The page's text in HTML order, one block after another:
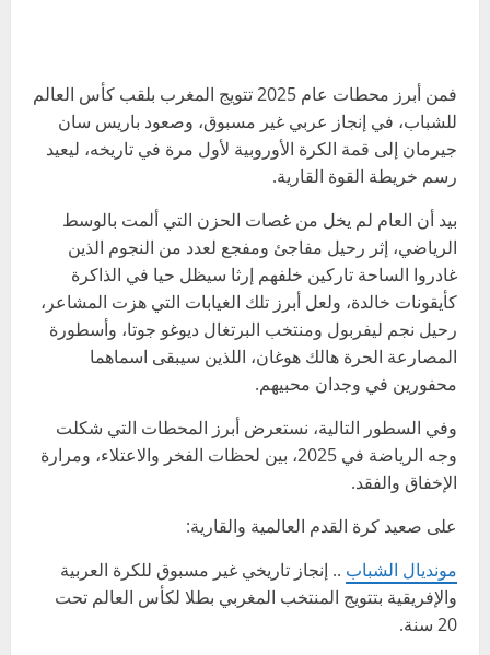
فمن أبرز محطات عام 2025 تتويج المغرب بلقب كأس العالم
للشباب، في إنجاز عربي غير مسبوق، وصعود باريس سان
جيرمان إلى قمة الكرة الأوروبية لأول مرة في تاريخه، ليعيد
رسم خريطة القوة القارية.
بيد أن العام لم يخل من غصات الحزن التي ألمت بالوسط
الرياضي، إثر رحيل مفاجئ ومفجع لعدد من النجوم الذين
غادروا الساحة تاركين خلفهم إرثا سيظل حيا في الذاكرة
كأيقونات خالدة، ولعل أبرز تلك الغيابات التي هزت المشاعر،
رحيل نجم ليفربول ومنتخب البرتغال ديوغو جوتا، وأسطورة
المصارعة الحرة هالك هوغان، اللذين سيبقى اسماهما
محفورين في وجدان محبيهم.
وفي السطور التالية، نستعرض أبرز المحطات التي شكلت
وجه الرياضة في 2025، بين لحظات الفخر والاعتلاء، ومرارة
الإخفاق والفقد.
على صعيد كرة القدم العالمية والقارية:
مونديال الشباب .. إنجاز تاريخي غير مسبوق للكرة العربية
والإفريقية بتتويج المنتخب المغربي بطلا لكأس العالم تحت
20 سنة.